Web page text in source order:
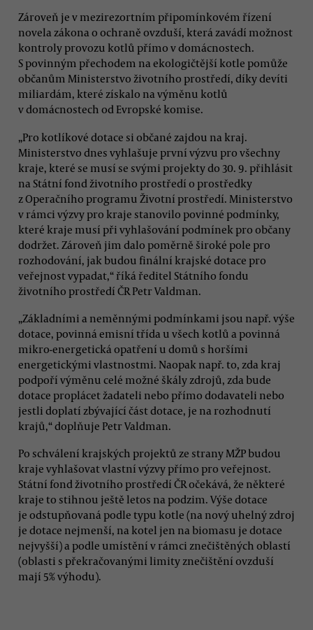
Zároveň je v mezirezortním připomínkovém řízení
novela zákona o ochraně ovzduší, která zavádí možnost
kontroly provozu kotlů přímo v domácnostech.
S povinným přechodem na ekologičtější kotle pomůže
občanům Ministerstvo životního prostředí, díky devíti
miliardám, které získalo na výměnu kotlů
v domácnostech od Evropské komise.
„Pro kotlíkové dotace si občané zajdou na kraj.
Ministerstvo dnes vyhlašuje první výzvu pro všechny
kraje, které se musí se svými projekty do 30. 9. přihlásit
na Státní fond životního prostředí o prostředky
z Operačního programu Životní prostředí. Ministerstvo
v rámci výzvy pro kraje stanovilo povinné podmínky,
které kraje musí při vyhlašování podmínek pro občany
dodržet. Zároveň jim dalo poměrně široké pole pro
rozhodování, jak budou finální krajské dotace pro
veřejnost vypadat,“ říká ředitel Státního fondu
životního prostředí ČR Petr Valdman.
„Základními a neměnnými podmínkami jsou např. výše
dotace, povinná emisní třída u všech kotlů a povinná
mikro-energetická opatření u domů s horšími
energetickými vlastnostmi. Naopak např. to, zda kraj
podpoří výměnu celé možné škály zdrojů, zda bude
dotace proplácet žadateli nebo přímo dodavateli nebo
jestli doplatí zbývající část dotace, je na rozhodnutí
krajů,“ doplňuje Petr Valdman.
Po schválení krajských projektů ze strany MŽP budou
kraje vyhlašovat vlastní výzvy přímo pro veřejnost.
Státní fond životního prostředí ČR očekává, že některé
kraje to stihnou ještě letos na podzim. Výše dotace
je odstupňovaná podle typu kotle (na nový uhelný zdroj
je dotace nejmenší, na kotel jen na biomasu je dotace
nejvyšší) a podle umístění v rámci znečištěných oblastí
(oblasti s překračovanými limity znečištění ovzduší
mají 5% výhodu).